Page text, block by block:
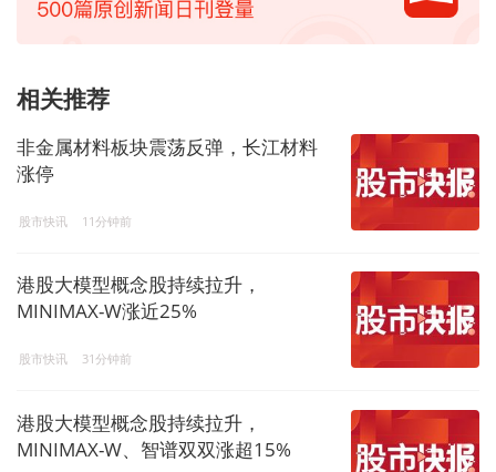
相关推荐
非金属材料板块震荡反弹，长江材料
涨停
股市快讯 11分钟前
港股大模型概念股持续拉升，
MINIMAX-W涨近25%
股市快讯 31分钟前
港股大模型概念股持续拉升，
MINIMAX-W、智谱双双涨超15%